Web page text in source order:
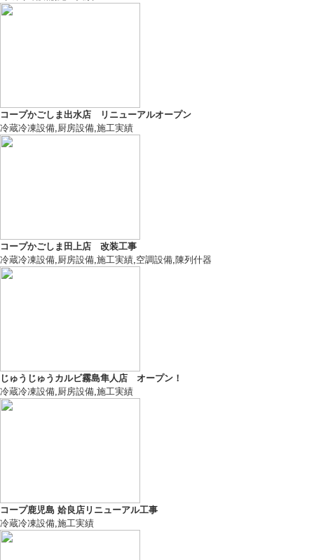
コープかごしま出水店 リニューアルオープン
冷蔵冷凍設備,厨房設備,施工実績
コープかごしま田上店 改装工事
冷蔵冷凍設備,厨房設備,施工実績,空調設備,陳列什器
じゅうじゅうカルビ霧島隼人店 オープン！
冷蔵冷凍設備,厨房設備,施工実績
コープ鹿児島 姶良店リニューアル工事
冷蔵冷凍設備,施工実績